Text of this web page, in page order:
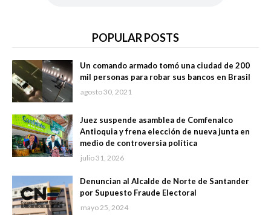
POPULAR POSTS
Un comando armado tomó una ciudad de 200
mil personas para robar sus bancos en Brasil
agosto 30, 2021
Juez suspende asamblea de Comfenalco
Antioquia y frena elección de nueva junta en
medio de controversia política
julio 31, 2026
Denuncian al Alcalde de Norte de Santander
por Supuesto Fraude Electoral
mayo 25, 2024